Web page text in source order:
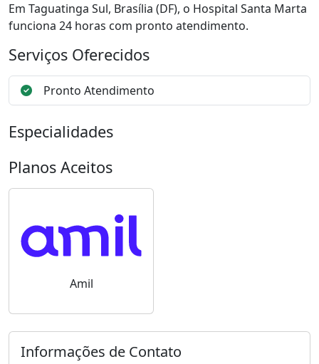
Em Taguatinga Sul, Brasília (DF), o Hospital Santa Marta
funciona 24 horas com pronto atendimento.
Serviços Oferecidos
Pronto Atendimento
Especialidades
Planos Aceitos
Amil
Informações de Contato